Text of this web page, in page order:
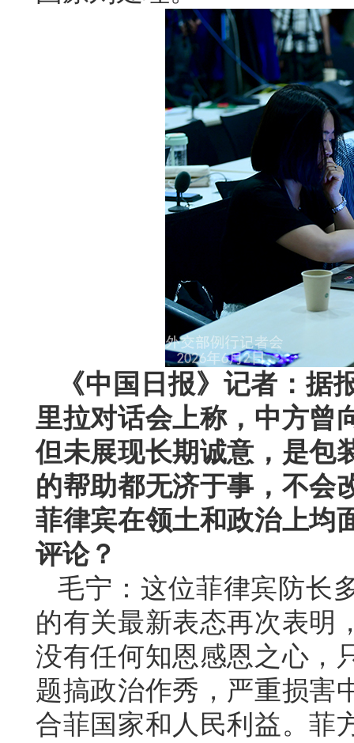
《中国日报》记者：据
里拉对话会上称，中方曾
但未展现长期诚意，是包
的帮助都无济于事，不会
菲律宾在领土和政治上均
评论？
毛宁：这位菲律宾防长
的有关最新表态再次表明
没有任何知恩感恩之心，
题搞政治作秀，严重损害
合菲国家和人民利益。菲